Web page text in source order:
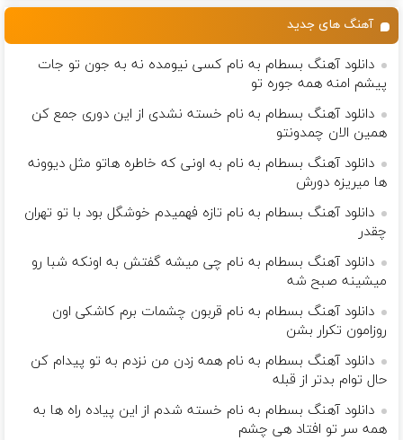
آهنگ های جدید
دانلود آهنگ بسطام به نام کسی نیومده نه به جون تو جات
پیشم امنه همه جوره تو
دانلود آهنگ بسطام به نام خسته نشدی از این دوری جمع کن
همین الان چمدونتو
دانلود آهنگ بسطام به نام به اونی که خاطره هاتو مثل دیوونه
ها میریزه دورش
دانلود آهنگ بسطام به نام تازه فهمیدم خوشگل بود با تو تهران
چقدر
دانلود آهنگ بسطام به نام چی میشه گفتش به اونکه شبا رو
میشینه صبح شه
دانلود آهنگ بسطام به نام قربون چشمات برم کاشکی اون
روزامون تکرار بشن
دانلود آهنگ بسطام به نام همه زدن من نزدم به تو پیدام کن
حال توام بدتر از قبله
دانلود آهنگ بسطام به نام خسته شدم از این پیاده راه ها به
همه سر تو افتاد هی چشم